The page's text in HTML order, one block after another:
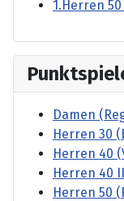
1.Herren
Damen
Herren 30
Herren 40
Herren 40
Herren 50